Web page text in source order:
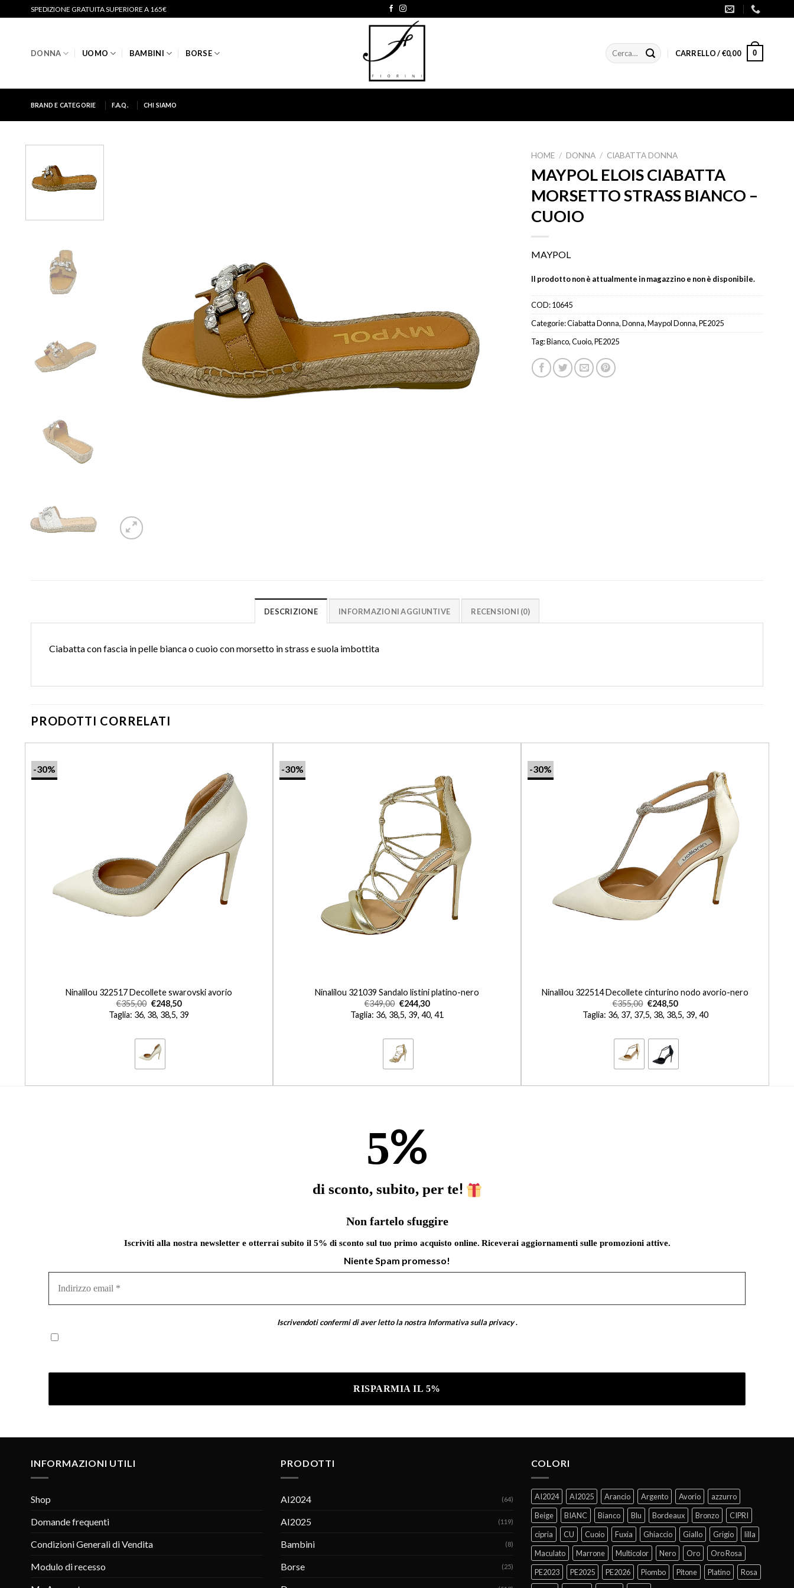
SPEDIZIONE GRATUITA SUPERIORE A 165€
DONNA UOMO BAMBINI BORSE Cerca: CARRELLO /€0,00 0
BRAND E CATEGORIE F.A.Q. CHI SIAMO
HOME / DONNA / CIABATTA DONNA
MAYPOL ELOIS CIABATTA
MORSETTO STRASS BIANCO –
CUOIO
MAYPOL
Il prodotto non è attualmente in magazzino e non è disponibile.
COD:10645
Categorie:Ciabatta Donna,Donna,Maypol Donna,PE2025
Tag:Bianco,Cuoio,PE2025
DESCRIZIONE INFORMAZIONI AGGIUNTIVE RECENSIONI (0)
Ciabatta con fascia in pelle bianca o cuoio con morsetto in strass e suola imbottita
PRODOTTI CORRELATI
-30%
Ninalilou 322517 Decollete swarovski avorio
€355,00 €248,50
Taglia: 36, 38, 38,5, 39
-30%
Ninalilou 321039 Sandalo listini platino-nero
€349,00 €244,30
Taglia: 36, 38,5, 39, 40, 41
-30%
Ninalilou 322514 Decollete cinturino nodo avorio-nero
€355,00 €248,50
Taglia: 36, 37, 37,5, 38, 38,5, 39, 40
5%
di sconto, subito, per te!
Non fartelo sfuggire
Iscriviti alla nostra newsletter e otterrai subito il 5% di sconto sul tuo primo acquisto online. Riceverai aggiornamenti sulle promozioni attive.
Niente Spam promesso!
email
Iscrivendoti confermi di aver letto la nostraInformativa sulla privacy .
INFORMAZIONI UTILI
Shop
Domande frequenti
Condizioni Generali di Vendita
Modulo di recesso
PRODOTTI
AI2024 (64)
AI2025 (119)
Bambini (8)
Borse (25)
COLORI
AI2024 AI2025 Arancio Argento Avorio
azzurro
Beige
BIANC Bianco Blu Bordeaux Bronzo
CIPRI
cipria
CU Cuoio Fuxia Ghiaccio Giallo Grigio
lilla
Maculato
Marrone Multicolor Nero Oro
Oro Rosa
PE2023
PE2025 PE2026 Piombo Pitone Platino
Rosa